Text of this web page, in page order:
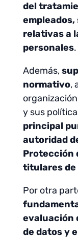
del
relativas a
personales.
Además,
normativo,
y sus
principal
autoridad
Protección
titulares de
Por otra
evaluación
de datos y